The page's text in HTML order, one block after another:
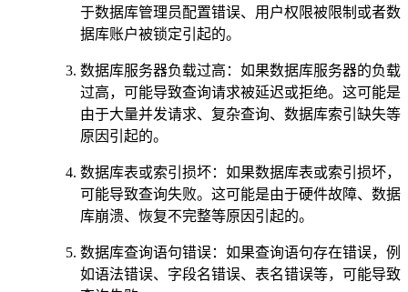
于数据库管理员配置错误、用户权限被限制或者数
据库账户被锁定引起的。
数据库服务器负载过高：如果数据库服务器的负载
过高，可能导致查询请求被延迟或拒绝。这可能是
由于大量并发请求、复杂查询、数据库索引缺失等
原因引起的。
数据库表或索引损坏：如果数据库表或索引损坏，
可能导致查询失败。这可能是由于硬件故障、数据
库崩溃、恢复不完整等原因引起的。
数据库查询语句错误：如果查询语句存在错误，例
如语法错误、字段名错误、表名错误等，可能导致